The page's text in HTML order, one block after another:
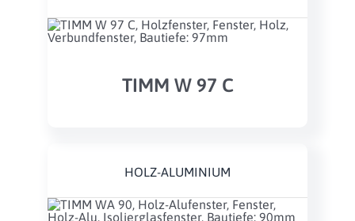
TIMM W 97 C
HOLZ-ALUMINIUM